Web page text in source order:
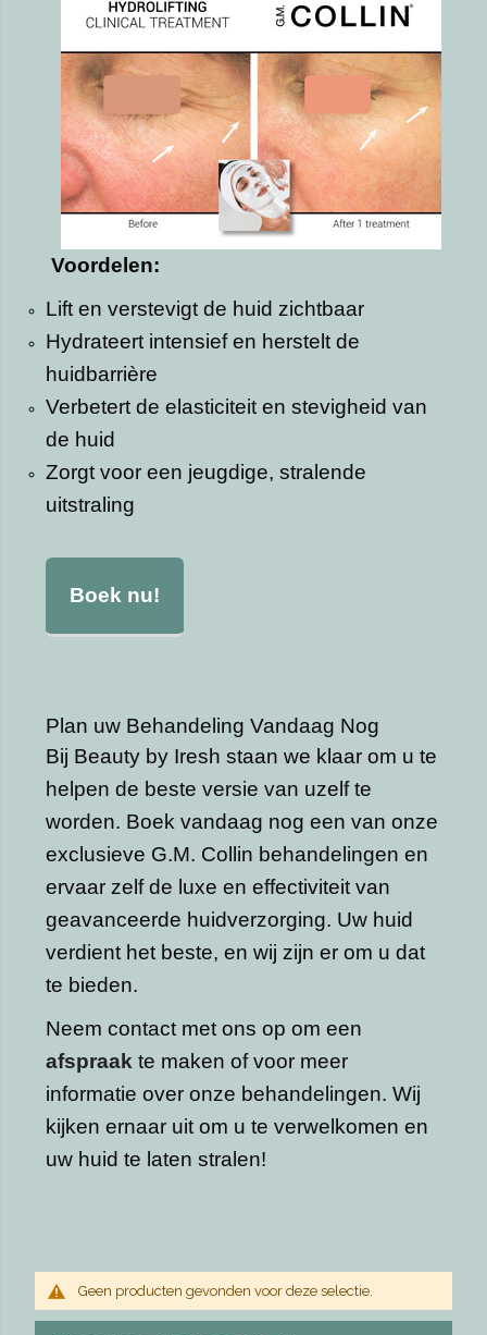
Voordelen:
Lift en verstevigt de huid zichtbaar
Hydrateert intensief en herstelt de
huidbarrière
Verbetert de elasticiteit en stevigheid van
de huid
Zorgt voor een jeugdige, stralende
uitstraling
Boek nu!
Plan uw Behandeling Vandaag Nog
Bij Beauty by Iresh staan we klaar om u te
helpen de beste versie van uzelf te
worden. Boek vandaag nog een van onze
exclusieve G.M. Collin behandelingen en
ervaar zelf de luxe en effectiviteit van
geavanceerde huidverzorging. Uw huid
verdient het beste, en wij zijn er om u dat
te bieden.
Neem contact met ons op om een
afspraak te maken of voor meer
informatie over onze behandelingen. Wij
kijken ernaar uit om u te verwelkomen en
uw huid te laten stralen!
Geen producten gevonden voor deze selectie.